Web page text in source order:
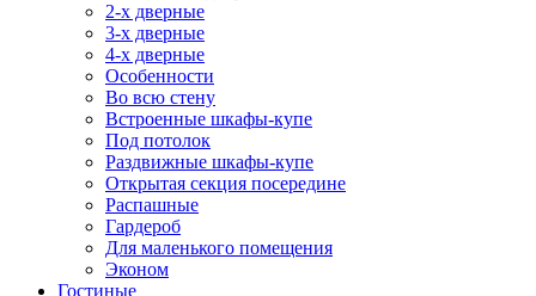
2-х дверные
3-х дверные
4-х дверные
Особенности
Во всю стену
Встроенные шкафы-купе
Под потолок
Раздвижные шкафы-купе
Открытая секция посередине
Распашные
Гардероб
Для маленького помещения
Эконом
Гостиные